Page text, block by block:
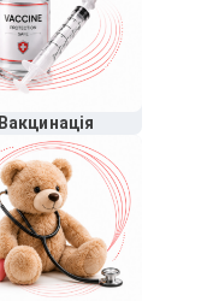
Вакцинація